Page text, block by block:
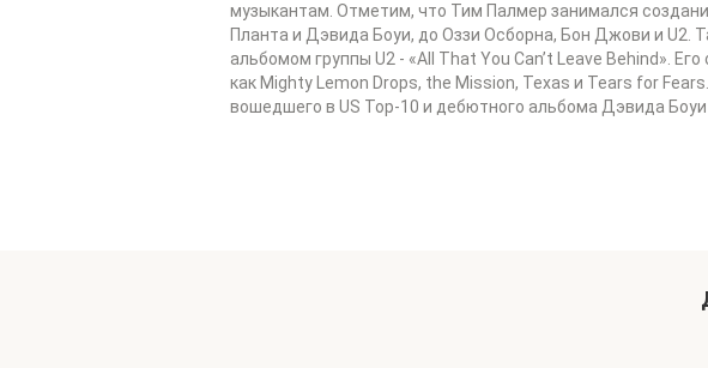
музыкантам. Отметим, что Тим Палмер занимался
Планта и Дэвида Боуи, до Оззи Осборна, Бон Джови и U2.
альбомом группы U2 - «All That You Can’t Leave Behind».
как Mighty Lemon Drops, the Mission, Texas и Tears for
вошедшего в US Top-10 и дебютного альбома Дэвида